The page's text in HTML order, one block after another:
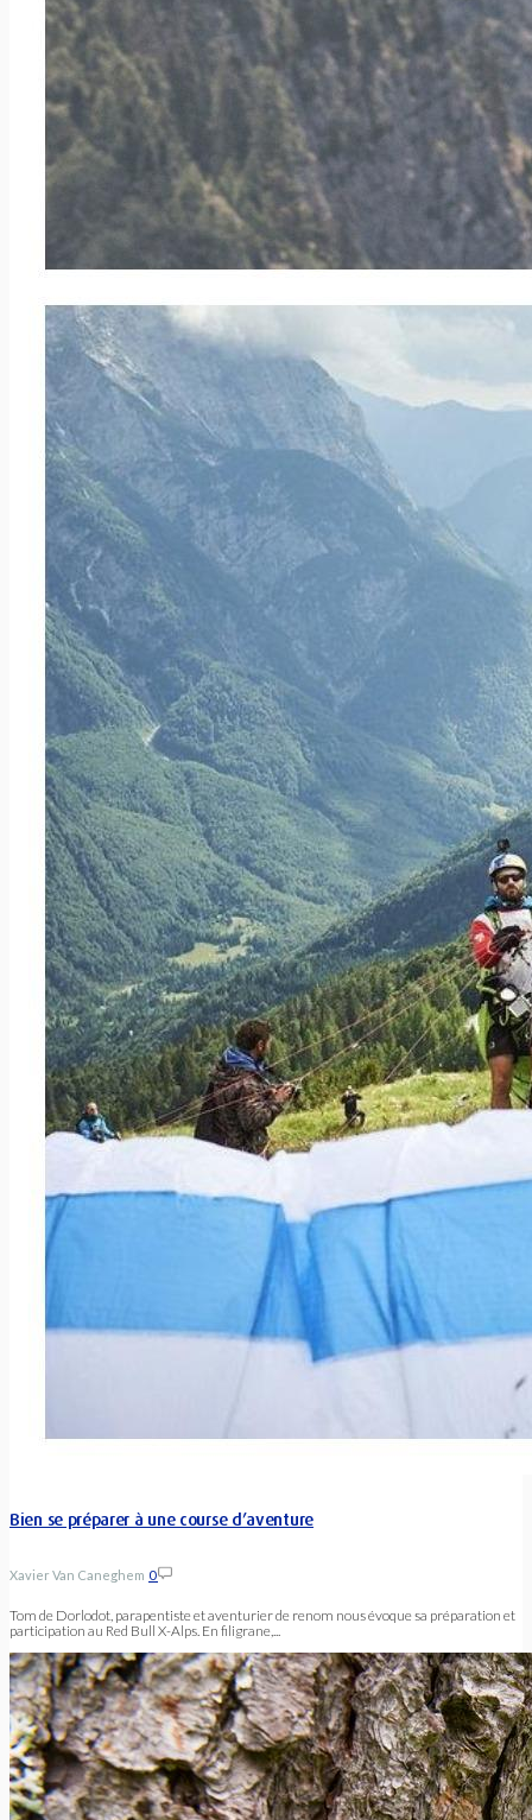
Bien se préparer à une course d’aventure
Xavier Van Caneghem 0
Tom de Dorlodot, parapentiste et aventurier de renom nous évoque sa préparation et
participation au Red Bull X-Alps. En filigrane,...